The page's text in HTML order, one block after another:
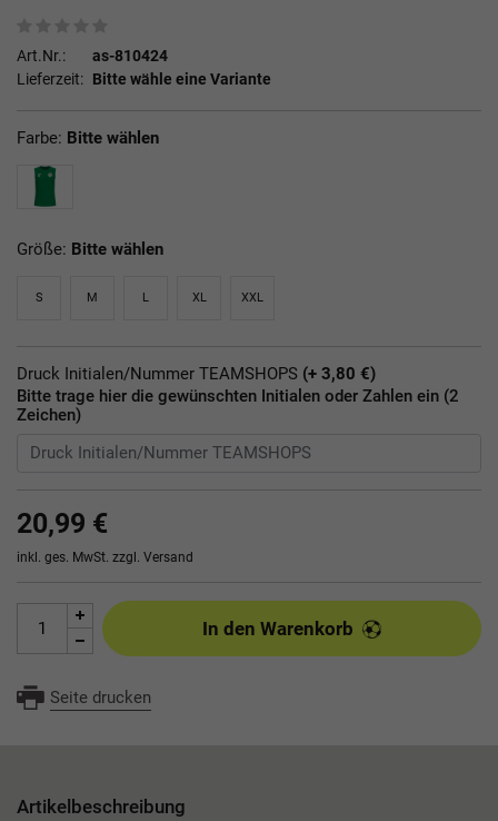
Art.Nr.:
as-810424
Lieferzeit: Bitte wähle eine Variante
Farbe: Bitte wählen
Größe: Bitte wählen
S M L XL XXL
Druck Initialen/Nummer TEAMSHOPS (+ 3,80 €)
Bitte trage hier die gewünschten Initialen oder Zahlen ein (2
Zeichen)
20,99 €
inkl. ges. MwSt. zzgl. Versand
In den Warenkorb
Seite drucken
Artikelbeschreibung